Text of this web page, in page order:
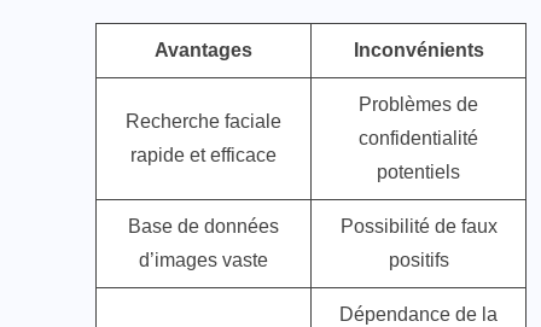
Avantages Inconvénients
Recherche faciale
rapide et efficace
Problèmes de
confidentialité
potentiels
Base de données
d’images vaste
Possibilité de faux
positifs
Dépendance de la